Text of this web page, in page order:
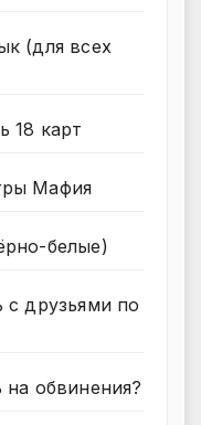
(для всех
18 карт
Мафия
белые)
с друзьями по
обвинения?